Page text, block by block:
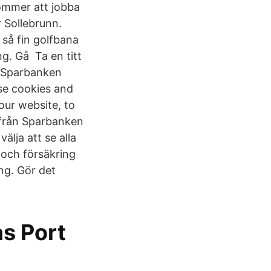
att jobba
fin golfbana
Gå Ta en titt
cookies and
website, to
Sparbanken
att se alla
försäkring
Gör det
Port